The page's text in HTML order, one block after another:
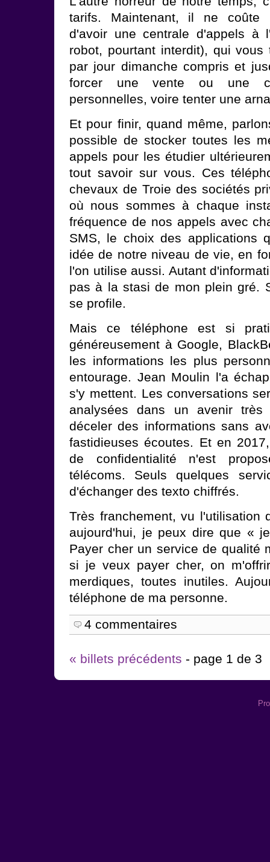
tarifs. Maintenant, il ne coûte
d'avoir une centrale d'appels à
robot, pourtant interdit), qui
par jour dimanche compris et
forcer une vente ou une
personnelles, voire tenter une
Et pour finir, quand même,
possible de stocker toutes les
appels pour les étudier
tout savoir sur vous. Ces
chevaux de Troie des sociétés
où nous sommes à chaque
fréquence de nos appels avec
SMS, le choix des applications
idée de notre niveau de vie, en
l'on utilise aussi. Autant
pas à la stasi de mon plein gré.
se profile.
Mais ce téléphone est si
généreusement à Google,
les informations les plus
entourage. Jean Moulin l'a
s'y mettent. Les conversations
analysées dans un avenir
déceler des informations sans
fastidieuses écoutes. Et en
de confidentialité n'est
télécoms. Seuls quelques
d'échanger des texto chiffrés.
Très franchement, vu l'utilisation
aujourd'hui, je peux dire que «
Payer cher un service de qualité
si je veux payer cher, on
merdiques, toutes inutiles.
téléphone de ma personne.
4 commentaires
« billets précédents - page 1 de 3